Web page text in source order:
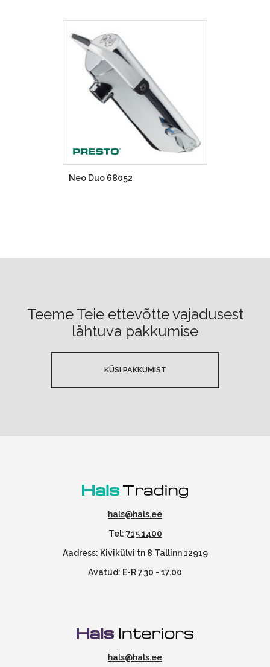
Neo Duo 68052
Teeme Teie ettevõtte vajadusest
lähtuva pakkumise
KÜSI PAKKUMIST
hals@hals.ee
Tel: 715 1400
Aadress: Kivikülvi tn 8 Tallinn 12919
Avatud: E-R 7.30 - 17.00
hals@hals.ee